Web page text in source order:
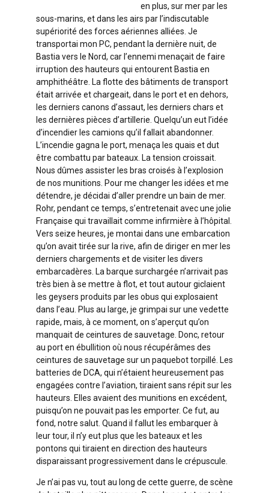
en plus, sur mer par les
sous-marins, et dans les airs par l’indiscutable
supériorité des forces aériennes alliées. Je
transportai mon PC, pendant la dernière nuit, de
Bastia vers le Nord, car l’ennemi menaçait de faire
irruption des hauteurs qui entourent Bastia en
amphithéâtre. La flotte des bâtiments de transport
était arrivée et chargeait, dans le port et en dehors,
les derniers canons d’assaut, les derniers chars et
les dernières pièces d’artillerie. Quelqu’un eut l’idée
d’incendier les camions qu’il fallait abandonner.
L’incendie gagna le port, menaça les quais et dut
être combattu par bateaux. La tension croissait.
Nous dûmes assister les bras croisés à l’explosion
de nos munitions. Pour me changer les idées et me
détendre, je décidai d’aller prendre un bain de mer.
Rohr, pendant ce temps, s’entretenait avec une jolie
Française qui travaillait comme infirmière à l’hôpital.
Vers seize heures, je montai dans une embarcation
qu’on avait tirée sur la rive, afin de diriger en mer les
derniers chargements et de visiter les divers
embarcadères. La barque surchargée n’arrivait pas
très bien à se mettre à flot, et tout autour giclaient
les geysers produits par les obus qui explosaient
dans l’eau. Plus au large, je grimpai sur une vedette
rapide, mais, à ce moment, on s’aperçut qu’on
manquait de ceintures de sauvetage. Donc, retour
au port en ébullition où nous récupérâmes des
ceintures de sauvetage sur un paquebot torpillé. Les
batteries de DCA, qui n’étaient heureusement pas
engagées contre l’aviation, tiraient sans répit sur les
hauteurs. Elles avaient des munitions en excédent,
puisqu’on ne pouvait pas les emporter. Ce fut, au
fond, notre salut. Quand il fallut les embarquer à
leur tour, il n’y eut plus que les bateaux et les
pontons qui tiraient en direction des hauteurs
disparaissant progressivement dans le crépuscule.
Je n’ai pas vu, tout au long de cette guerre, de scène